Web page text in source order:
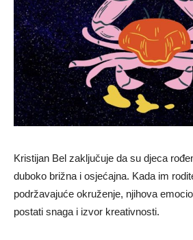
Kristijan Bel zaključuje da su djeca
duboko brižna i osjećajna. Kada im
podržavajuće okruženje, njihova
postati snaga i izvor kreativnosti.